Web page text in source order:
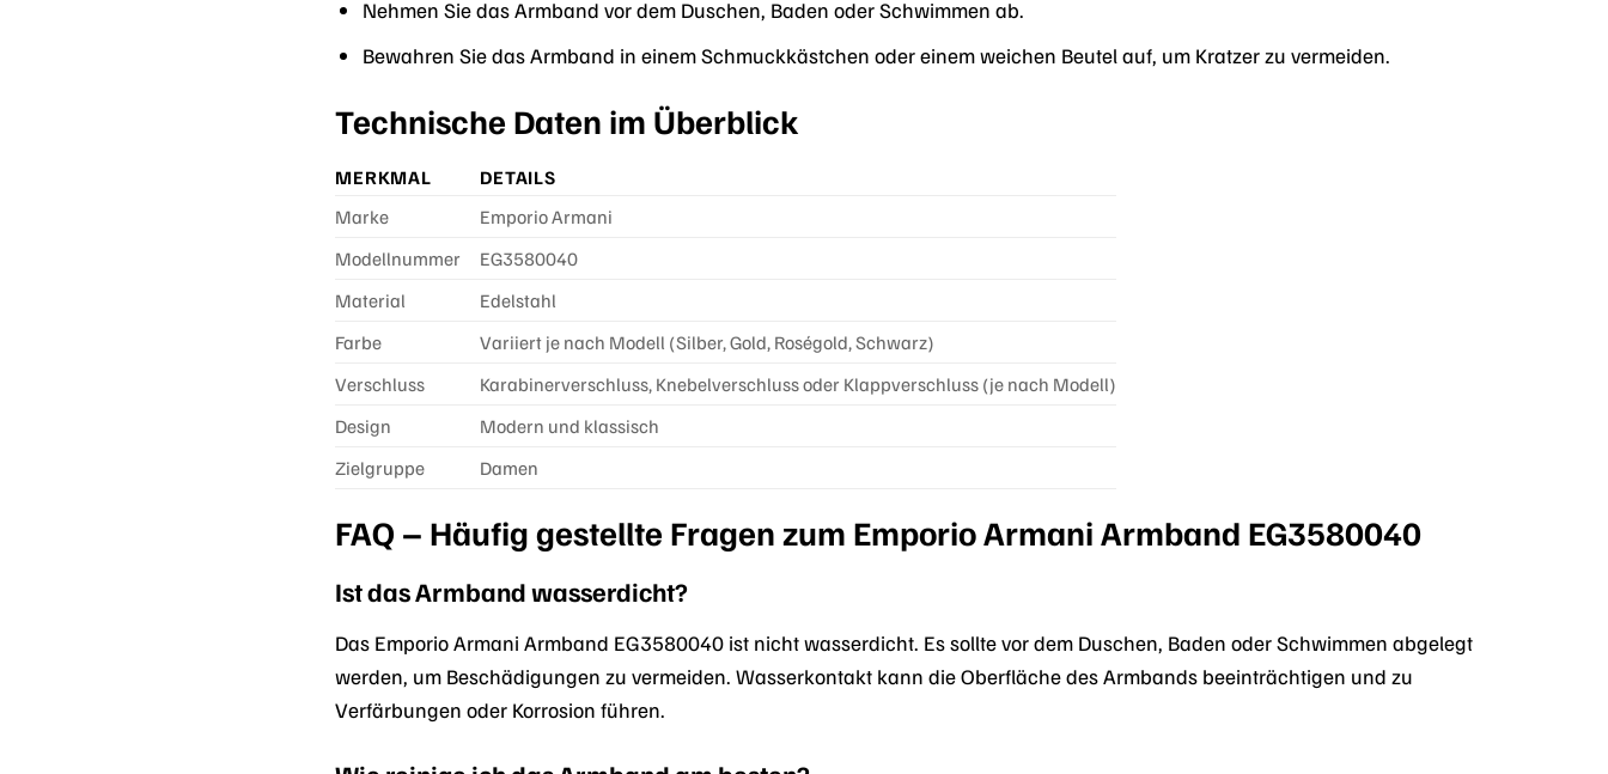
Nehmen Sie das Armband vor dem Duschen, Baden oder Schwimmen ab.
Bewahren Sie das Armband in einem Schmuckkästchen oder einem weichen Beutel auf, um Kratzer zu vermeiden.
Technische Daten im Überblick
MERKMAL
DETAILS
Marke
Emporio Armani
Modellnummer
EG3580040
Material
Edelstahl
Farbe
Variiert je nach Modell (Silber, Gold, Roségold, Schwarz)
Verschluss
Karabinerverschluss, Knebelverschluss oder Klappverschluss (je nach Modell)
Design
Modern und klassisch
Zielgruppe
Damen
FAQ – Häufig gestellte Fragen zum Emporio Armani Armband EG3580040
Ist das Armband wasserdicht?
Das Emporio Armani Armband EG3580040 ist nicht wasserdicht. Es sollte vor dem Duschen, Baden oder Schwimmen abgelegt
werden, um Beschädigungen zu vermeiden. Wasserkontakt kann die Oberfläche des Armbands beeinträchtigen und zu
Verfärbungen oder Korrosion führen.